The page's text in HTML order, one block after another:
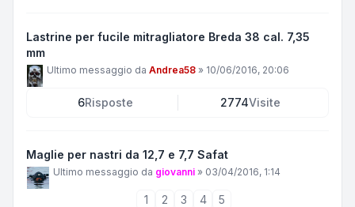
Lastrine per fucile mitragliatore Breda 38 cal. 7,35
mm
Ultimo messaggio da Andrea58 » 10/06/2016, 20:06
6Risposte 2774Visite
Maglie per nastri da 12,7 e 7,7 Safat
Ultimo messaggio da giovanni » 03/04/2016, 1:14
1 2 3 4
5